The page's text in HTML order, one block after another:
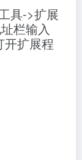
具->扩展
栏输入
扩展程